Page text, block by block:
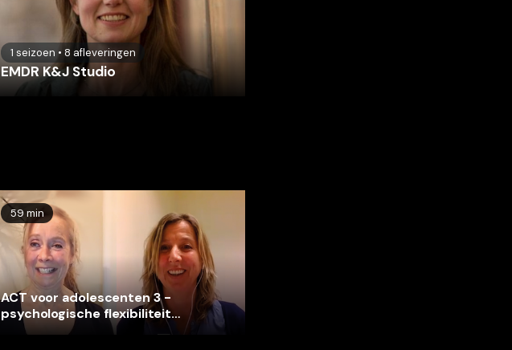
1 seizoen • 8 afleveringen
EMDR K&J Studio
59 min
ACT voor adolescenten 3 -
psychologische flexibiliteit
vergroten